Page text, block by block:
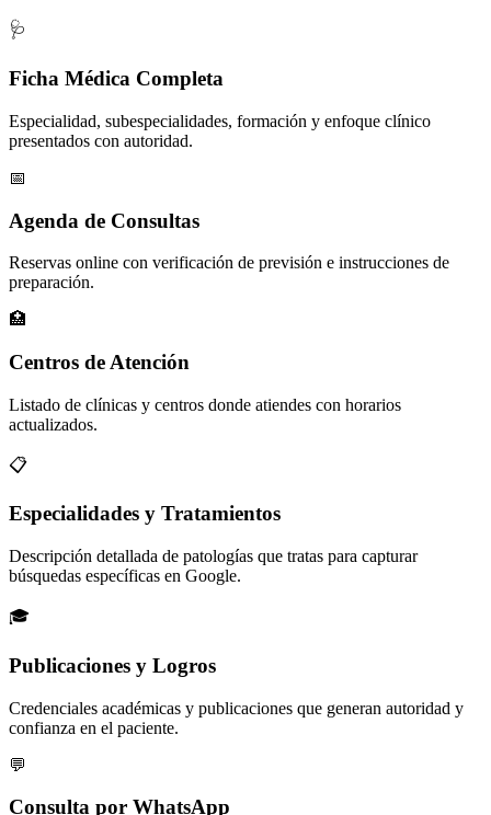
🩺
Ficha Médica Completa
Especialidad, subespecialidades, formación y enfoque clínico
presentados con autoridad.
📅
Agenda de Consultas
Reservas online con verificación de previsión e instrucciones de
preparación.
🏥
Centros de Atención
Listado de clínicas y centros donde atiendes con horarios
actualizados.
📋
Especialidades y Tratamientos
Descripción detallada de patologías que tratas para capturar
búsquedas específicas en Google.
🎓
Publicaciones y Logros
Credenciales académicas y publicaciones que generan autoridad y
confianza en el paciente.
💬
Consulta por WhatsApp